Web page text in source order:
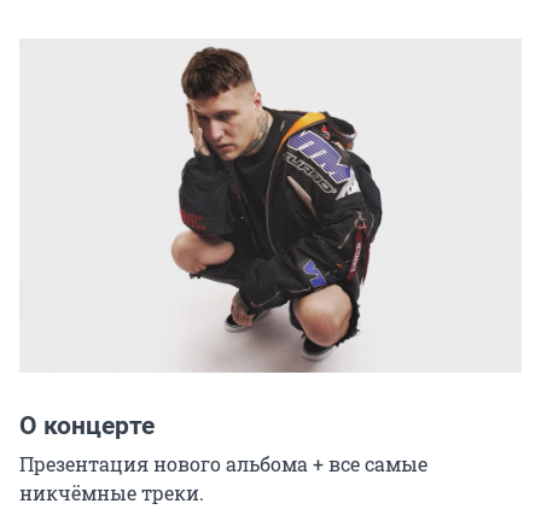
О концерте
Презентация нового альбома + все самые
никчёмные треки.